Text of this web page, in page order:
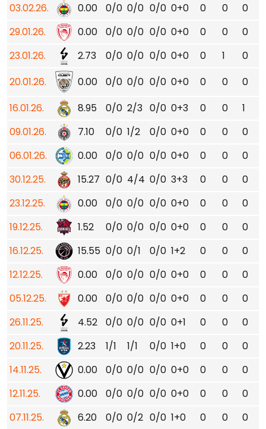
03.02.26.
0.00 0/0 0/0 0/0 0+0 0 0 0
29.01.26.
0.00 0/0 0/0 0/0 0+0 0 0 0
23.01.26.
2.73 0/0 0/0 0/0 0+0 0 1 0
20.01.26.
0.00 0/0 0/0 0/0 0+0 0 0 0
16.01.26.
8.95 0/0 2/3 0/0 0+3 0 0 1
09.01.26.
7.10 0/0 1/2 0/0 0+0 0 0 0
06.01.26.
0.00 0/0 0/0 0/0 0+0 0 0 0
30.12.25.
15.27 0/0 4/4 0/0 3+3 0 0 0
23.12.25.
0.00 0/0 0/0 0/0 0+0 0 0 0
19.12.25.
1.52 0/0 0/0 0/0 0+0 0 0 0
16.12.25.
15.55 0/0 0/1 0/0 1+2 0 0 0
12.12.25.
0.00 0/0 0/0 0/0 0+0 0 0 0
05.12.25.
0.00 0/0 0/0 0/0 0+0 0 0 0
26.11.25.
4.52 0/0 0/0 0/0 0+1 0 0 0
20.11.25.
2.23 1/1 1/1 0/0 1+0 0 0 0
14.11.25.
0.00 0/0 0/0 0/0 0+0 0 0 0
12.11.25.
0.00 0/0 0/0 0/0 0+0 0 0 0
07.11.25.
6.20 0/0 0/2 0/0 1+0 0 0 0